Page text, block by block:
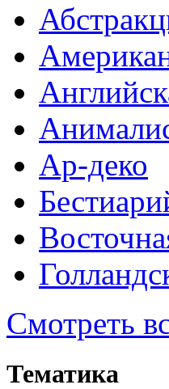
Ар-деко
Смотреть
Тематика